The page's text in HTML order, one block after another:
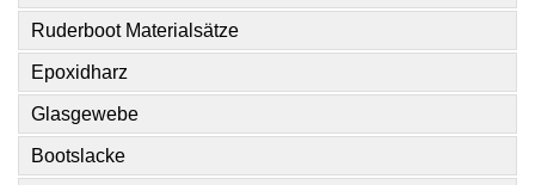
Ruderboot Materialsätze
Epoxidharz
Glasgewebe
Bootslacke